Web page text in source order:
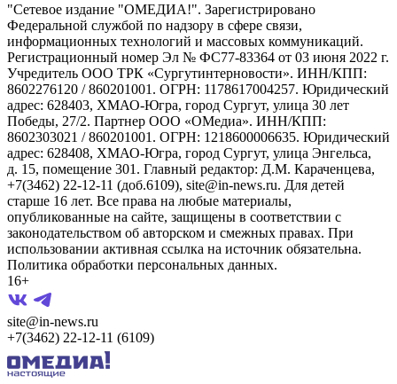
"Сетевое издание "ОМЕДИА!". Зарегистрировано
Федеральной службой по надзору в сфере связи,
информационных технологий и массовых коммуникаций.
Регистрационный номер Эл № ФС77-83364 от 03 июня 2022 г.
Учредитель ООО ТРК «Сургутинтерновости». ИНН/КПП:
8602276120 / 860201001. ОГРН: 1178617004257. Юридический
адрес: 628403, ХМАО-Югра, город Сургут, улица 30 лет
Победы, 27/2. Партнер ООО «ОМедиа». ИНН/КПП:
8602303021 / 860201001. ОГРН: 1218600006635. Юридический
адрес: 628408, ХМАО-Югра, город Сургут, улица Энгельса,
д. 15, помещение 301. Главный редактор: Д.М. Караченцева,
+7(3462) 22-12-11 (доб.6109), site@in-news.ru. Для детей
старше 16 лет. Все права на любые материалы,
опубликованные на сайте, защищены в соответствии с
законодательством об авторском и смежных правах. При
использовании активная ссылка на источник обязательна.
Политика обработки персональных данных.
16+
site@in-news.ru
+7(3462) 22-12-11 (6109)